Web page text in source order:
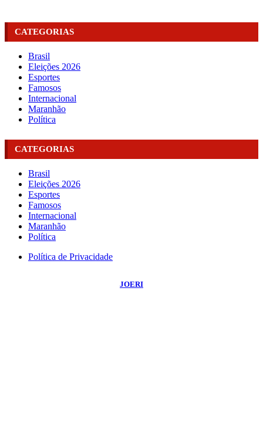
CATEGORIAS
Brasil
Eleições 2026
Esportes
Famosos
Internacional
Maranhão
Política
CATEGORIAS
Brasil
Eleições 2026
Esportes
Famosos
Internacional
Maranhão
Política
Política de Privacidade
JOERI